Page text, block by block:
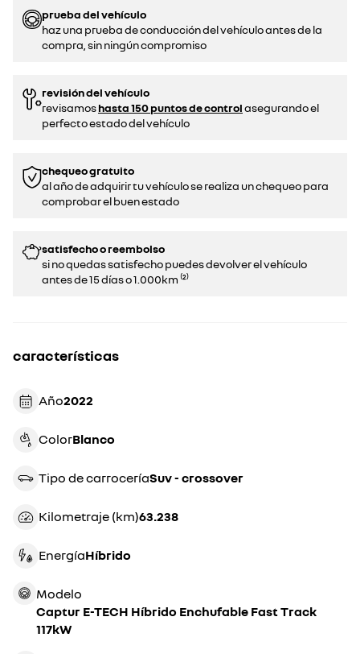
prueba del vehículo
haz una prueba de conducción del vehículo antes de la
compra, sin ningún compromiso‌
revisión del vehículo
revisamoshasta 150 puntos de controlasegurando el
perfecto estado del vehículo
chequeo gratuito
al año de adquirir tu vehículo se realiza un chequeo para
comprobar el buen estado​​
satisfecho o reembolso
si no quedas satisfecho puedes devolver el vehículo
antes de 15 días o 1.000km ⁽²⁾
características
Año 2022
Color blanco
Tipo de carrocería suv - crossover
Kilometraje (km) 63.238
Energía híbrido
Modelo
Captur E-TECH Híbrido Enchufable Fast Track
117kW